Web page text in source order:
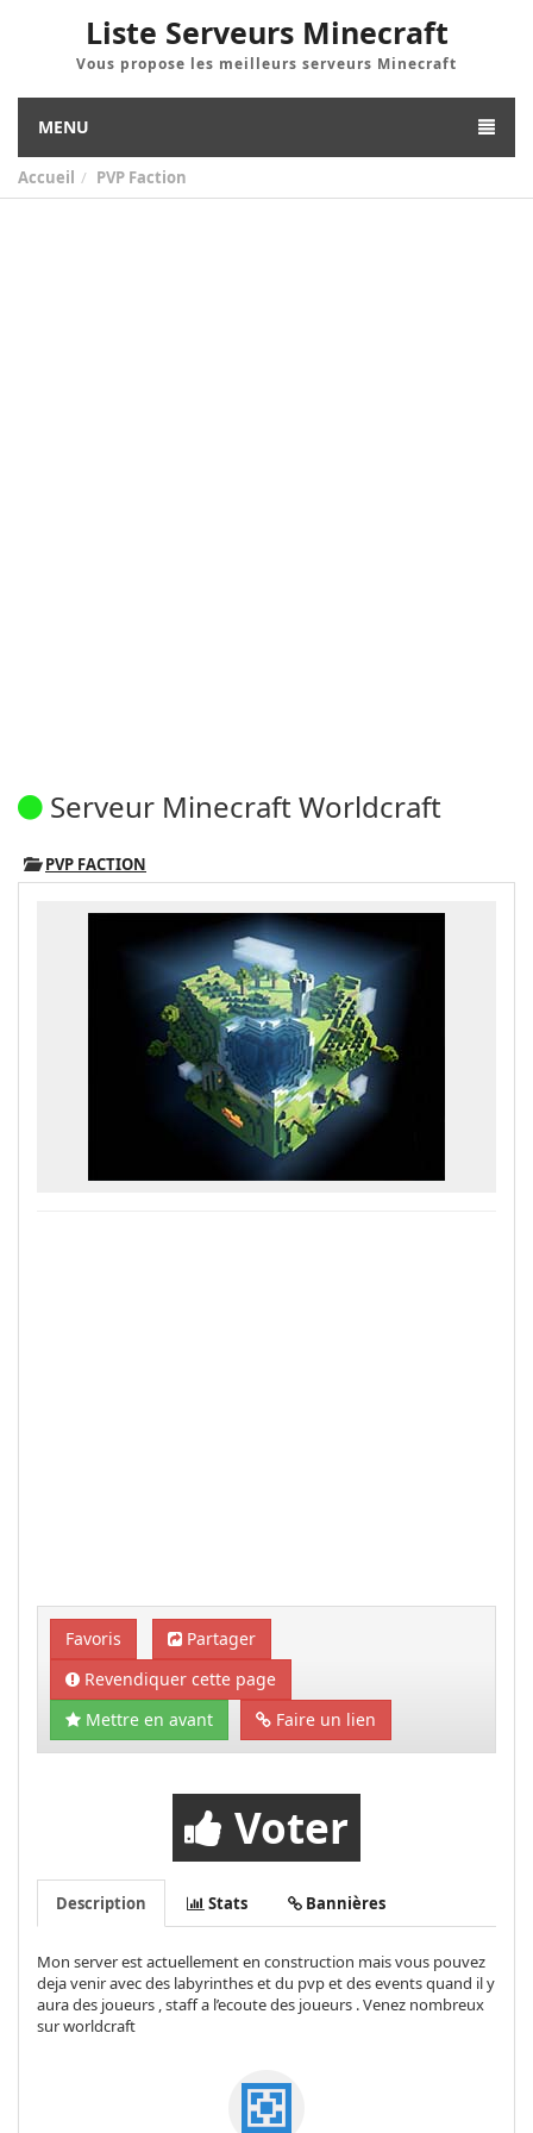
Liste Serveurs Minecraft
Vous propose les meilleurs serveurs Minecraft
MENU
Accueil PVP Faction
Serveur Minecraft Worldcraft
PVP FACTION
Favoris
Partager
Revendiquer cette page
Mettre en avant
Faire un lien
Voter
Description Stats Bannières
Mon server est actuellement en construction mais vous pouvez
deja venir avec des labyrinthes et du pvp et des events quand il y
aura des joueurs , staff a l’ecoute des joueurs . Venez nombreux
sur worldcraft